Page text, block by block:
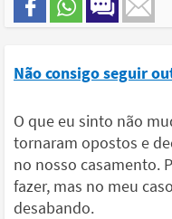
Não consigo seguir
O que eu sinto não
tornaram opostos e
no nosso casamento.
fazer, mas no meu
desabando.